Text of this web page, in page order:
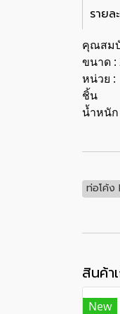
รายล
คุณสม
ขนาด :
หน่วย :
ชิ้น
น้ำหนัก
ท่อโค้ง
สินค้า
New